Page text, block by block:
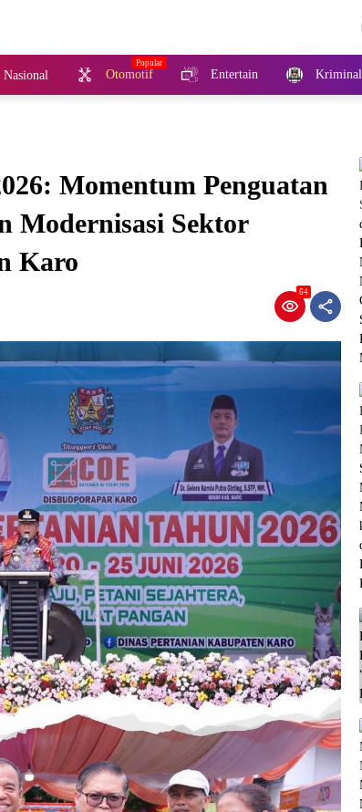
Nasional Otomotif Entertain Kriminal
Momentum Penguatan
Modernisasi Sektor
Karo
64